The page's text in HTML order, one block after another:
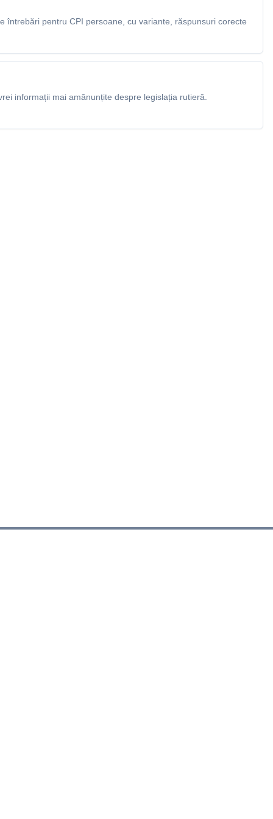
întrebări pentru CPI persoane, cu variante, răspunsuri corecte
informații mai amănunțite despre legislația rutieră.